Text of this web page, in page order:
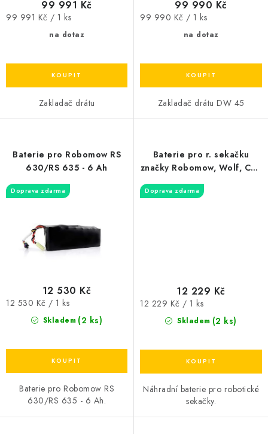
na dotaz
99 991 Kč
Měrná
99 991 Kč / 1 ks
Zakladač drátu
na dotaz
99 990 Kč
Měrná
99 990 Kč / 1 ks
Zakladač drátu DW 45
Baterie pro Robomow RS
630/RS 635 - 6 Ah
Doprava zdarma
Skladem (2 ks)
12 530 Kč
Měrná
12 530 Kč / 1 ks
Baterie pro Robomow RS
630/RS 635 - 6 Ah.
Baterie pro r. sekačku
značky Robomow, Wolf, Cub
Cadet
Doprava zdarma
Skladem (2 ks)
12 229 Kč
Měrná
12 229 Kč / 1 ks
Náhradní baterie pro robotické
sekačky.